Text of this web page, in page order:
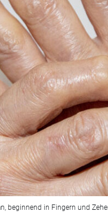
beginnend in Fingern und